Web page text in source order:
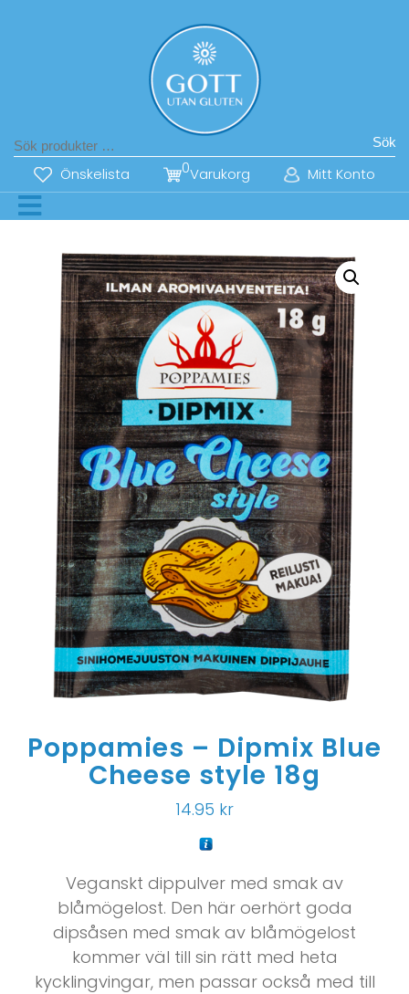
Sök
Önskelista Varukorg
0 Mitt Konto
Poppamies – Dipmix Blue
Cheese style 18g
14.95 kr
Veganskt dippulver med smak av
blåmögelost. Den här oerhört goda
dipsåsen med smak av blåmögelost
kommer väl till sin rätt med heta
kycklingvingar, men passar också med till